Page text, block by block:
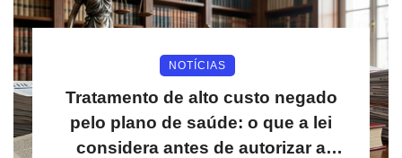
NOTÍCIAS
Tratamento de alto custo negado
pelo plano de saúde: o que a lei
considera antes de autorizar a